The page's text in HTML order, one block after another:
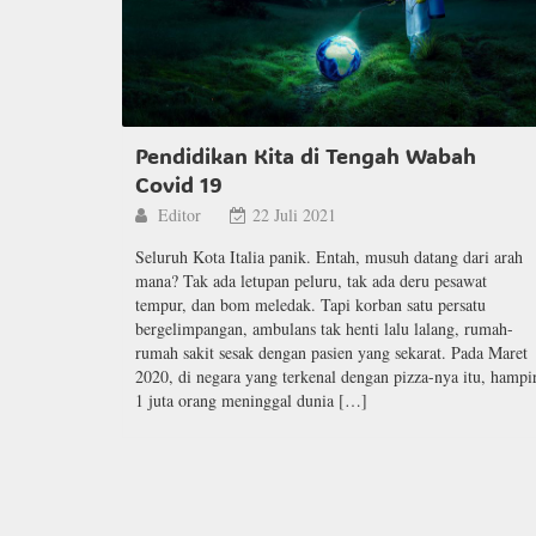
Pendidikan Kita di Tengah Wabah
Covid 19
Editor
22 Juli 2021
Seluruh Kota Italia panik. Entah, musuh datang dari arah
mana? Tak ada letupan peluru, tak ada deru pesawat
tempur, dan bom meledak. Tapi korban satu persatu
bergelimpangan, ambulans tak henti lalu lalang, rumah-
rumah sakit sesak dengan pasien yang sekarat. Pada Maret
2020, di negara yang terkenal dengan pizza-nya itu,
1 juta orang meninggal dunia […]